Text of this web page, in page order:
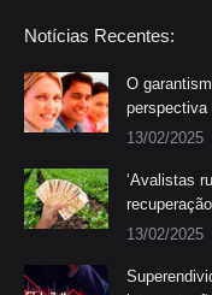
Notícias Recentes:
O
perspectiva
13/02/2025
‘Avalistas
13/02/2025